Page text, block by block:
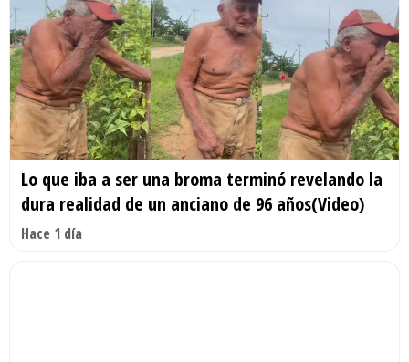
Lo que iba a ser una broma terminó revelando la
dura realidad de un anciano de 96 años(Video)
Hace 1 día